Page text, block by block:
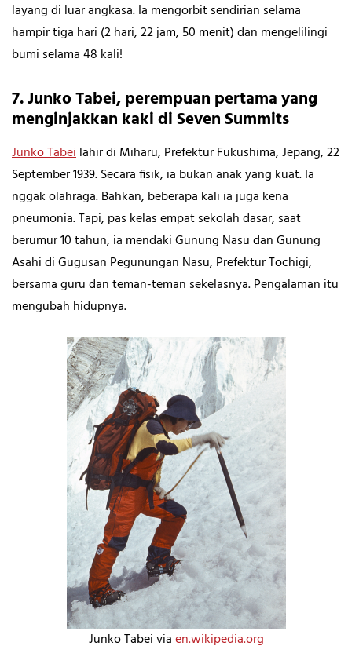
layang di luar angkasa. Ia mengorbit sendirian selama
hampir tiga hari (2 hari, 22 jam, 50 menit) dan mengelilingi
bumi selama 48 kali!
7. Junko Tabei, perempuan pertama yang
menginjakkan kaki di Seven Summits
Junko Tabeilahir di Miharu, Prefektur Fukushima, Jepang, 22
September 1939. Secara fisik, ia bukan anak yang kuat. Ia
nggak olahraga. Bahkan, beberapa kali ia juga kena
pneumonia. Tapi, pas kelas empat sekolah dasar, saat
berumur 10 tahun, ia mendaki Gunung Nasu dan Gunung
Asahi di Gugusan Pegunungan Nasu, Prefektur Tochigi,
bersama guru dan teman-teman sekelasnya. Pengalaman itu
mengubah hidupnya.
Junko Tabei viaen.wikipedia.org